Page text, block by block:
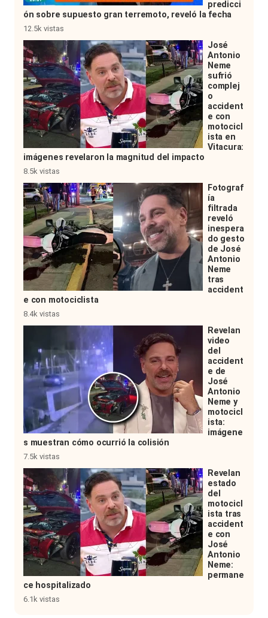
predicci
ón sobre supuesto gran terremoto, reveló la fecha
12.5k vistas
José
Antonio
Neme
sufrió
complej
o
accident
e con
motocicl
ista en
Vitacura:
imágenes revelaron la magnitud del impacto
8.5k vistas
Fotograf
ía
filtrada
reveló
inespera
do gesto
de José
Antonio
Neme
tras
accident
e con motociclista
8.4k vistas
Revelan
video
del
accident
e de
José
Antonio
Neme y
motocicl
ista:
imágene
s muestran cómo ocurrió la colisión
7.5k vistas
Revelan
estado
del
motocicl
ista tras
accident
e con
José
Antonio
Neme:
permane
ce hospitalizado
6.1k vistas